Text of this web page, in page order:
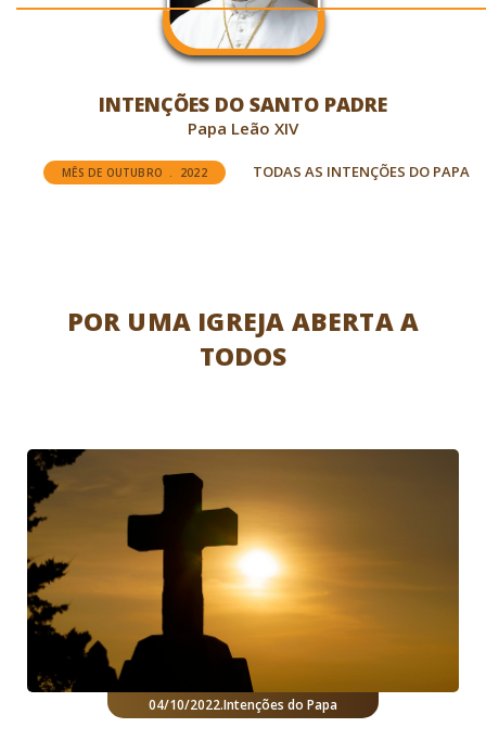
INTENÇÕES DO SANTO PADRE
Papa Leão XIV
MÊS DE OUTUBRO . 2022 TODAS AS INTENÇÕES DO PAPA
POR UMA IGREJA ABERTA A
TODOS
04/10/2022.Intenções do Papa